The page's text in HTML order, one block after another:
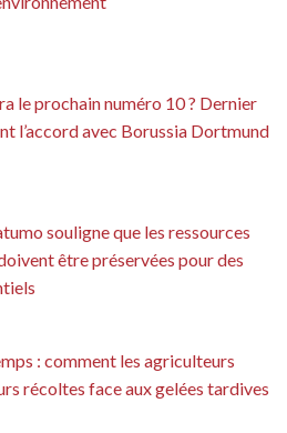
le prochain numéro 10 ? Dernier
l’accord avec Borussia Dortmund
souligne que les ressources
être préservées pour des
: comment les agriculteurs
récoltes face aux gelées tardives